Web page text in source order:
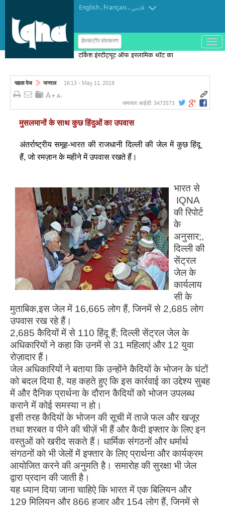
English. Français.فارسی
डेस्कटॉप संस्करण
ب
ا
टर्किश इंस्टीट्यूट ऑफ इस्लामिक थॉट का
पहला पेज जनरल 16:13 - May 11, 2019
समाचार आईडी: 3473573
मुसलमानों के साथ कुछ हिंदुओं का उपवास
अंतर्राष्ट्रीय समूह-भारत की राजधानी दिल्ली की जेल में कुछ हिंदू
हैं, जो रमज़ान के महीने में उपवास रखते हैं।
भारत से
IQNA
की रिपोर्ट
के
अनुसार;,
दिल्ली की
सेंट्रल
जेल के
कार्यलाय
सी के
मुताबिक,इस जेल में 16,665 लोग हैं, जिनमें से 2,685 लोग
उपवास रख रहे हैं।
2,685 कैदियों में से 110 हिंदू हैं; दिल्ली सेंट्रल जेल के
अधिकारियों ने कहा कि उनमें से 31 महिलाएं और 12 युवा
रोज़ादार हैं।
जेल अधिकारियों ने बताया कि उन्होंने कैदियों के भोजन के घंटों
को बदल दिया है, यह कहते हुए कि इस कार्रवाई का उद्देश्य सुबह
में और दैनिक प्रार्थना के दौरान कैदियों को भोजन उपलब्ध
कराने में कोई समस्या न हो।
इसी तरह कैदियों के भोजन की सूची में ताजे फल और खजूर
तथा शरबत व पीने की चीज़ें भी हैं और कैदी इफ्तार के लिए इन
वस्तुओं को खरीद सकते हैं। धार्मिक संगठनों और धर्मार्थ
संगठनों को भी जेलों में इफ्तार के लिए प्रार्थना और कार्यक्रम
आयोजित करने की अनुमति है। समारोह की सुरक्षा भी जेल
द्वारा प्रदान की जाती है।
यह ध्यान दिया जाना चाहिऐ कि भारत में एक बिलियन और
129 मिलियन और 866 हजार और 154 लोग हैं, जिनमें से